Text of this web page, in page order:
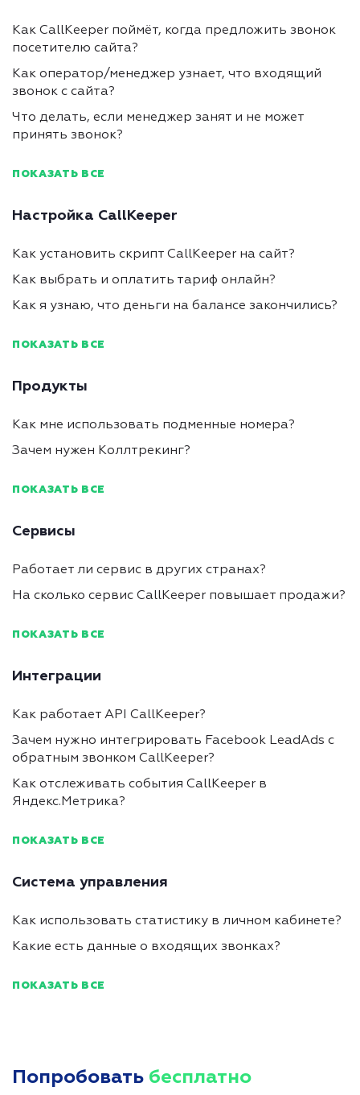
Как CallKeeper поймёт, когда предложить звонок
посетителю сайта?
Как оператор/менеджер узнает, что входящий
звонок с сайта?
Что делать, если менеджер занят и не может
принять звонок?
ПОКАЗАТЬ ВСЕ
Настройка CallKeeper
Как установить скрипт CallKeeper на сайт?
Как выбрать и оплатить тариф онлайн?
Как я узнаю, что деньги на балансе закончились?
ПОКАЗАТЬ ВСЕ
Продукты
Как мне использовать подменные номера?
Зачем нужен Коллтрекинг?
ПОКАЗАТЬ ВСЕ
Сервисы
Работает ли сервис в других странах?
На сколько сервис CallKeeper повышает продажи?
ПОКАЗАТЬ ВСЕ
Интеграции
Как работает API CallKeeper?
Зачем нужно интегрировать Facebook LeadAds с
обратным звонком CallKeeper?
Как отслеживать события CallKeeper в
Яндекс.Метрика?
ПОКАЗАТЬ ВСЕ
Система управления
Как использовать статистику в личном кабинете?
Какие есть данные о входящих звонках?
ПОКАЗАТЬ ВСЕ
Попробовать бесплатно